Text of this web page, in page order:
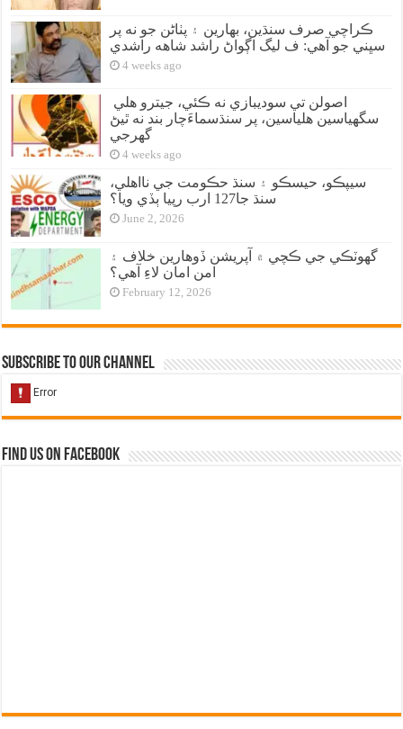
ڪراچي صرف سنڌين، بهارين ۽ پٺاڻن جو نه پر
سڀني جو آهي: ف ليگ اڳواڻ راشد شاهه راشدي
4 weeks ago
سگهياسين هلياسين، پر سنڌسماءَچار بند نه ٿيڻ
گهرجي
4 weeks ago
سيپڪو، حيسڪو ۽ سنڌ حڪومت جي نااهلي،
سنڌ جا127 ارب رپيا ٻڏي ويا؟
June 2, 2026
گهوٽڪي جي ڪچي ۾ آپريشن ڏوهارين خلاف ۽
امن امان لاءِ آهي؟
February 12, 2026
Subscribe to our Channel
Find us on Facebook